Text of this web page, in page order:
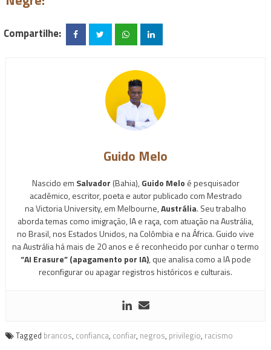
Compartilhe:
Guido Melo
Nascido em Salvador (Bahia),Guido Melo é pesquisador
acadêmico, escritor, poeta e autor publicado com Mestrado
na Victoria University, em Melbourne,Austrália. Seu trabalho
aborda temas como imigração, IA e raça, com atuação na Austrália,
no Brasil, nos Estados Unidos, na Colômbia e na África. Guido vive
na Austrália há mais de 20 anos e é reconhecido por cunhar o termo
“AI Erasure” (apagamento por IA), que analisa como a IA pode
reconfigurar ou apagar registros históricos e culturais.
Tagged brancos, confianca, confiar, negros, privilegio, racismo